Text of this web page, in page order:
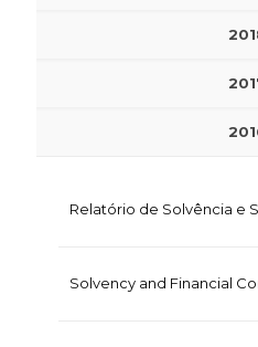
Relatório de Solvência e
Solvency and Financial